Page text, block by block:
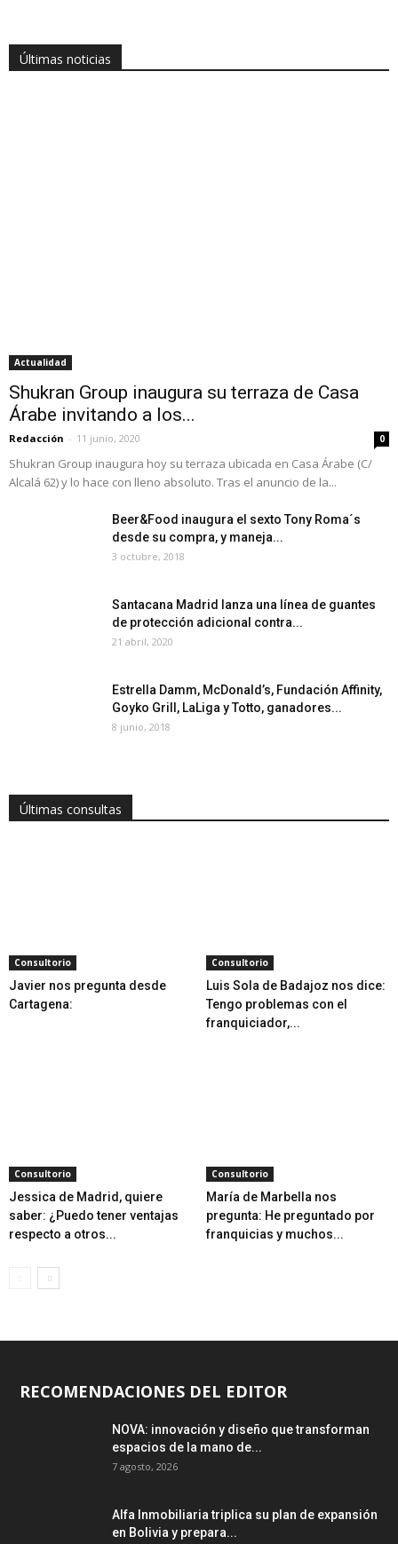
Últimas noticias
Actualidad
Shukran Group inaugura su terraza de Casa
Árabe invitando a los...
Redacción - 11 junio, 2020 0
Shukran Group inaugura hoy su terraza ubicada en Casa Árabe (C/
Alcalá 62) y lo hace con lleno absoluto. Tras el anuncio de la...
Beer&Food inaugura el sexto Tony Roma´s
desde su compra, y maneja...
3 octubre, 2018
Santacana Madrid lanza una línea de guantes
de protección adicional contra...
21 abril, 2020
Estrella Damm, McDonald’s, Fundación Affinity,
Goyko Grill, LaLiga y Totto, ganadores...
8 junio, 2018
Últimas consultas
Consultorio
Javier nos pregunta desde
Cartagena:
Consultorio
Luis Sola de Badajoz nos dice:
Tengo problemas con el
franquiciador,...
Consultorio
Jessica de Madrid, quiere
saber: ¿Puedo tener ventajas
respecto a otros...
Consultorio
María de Marbella nos
pregunta: He preguntado por
franquicias y muchos...
RECOMENDACIONES DEL EDITOR
NOVA: innovación y diseño que transforman
espacios de la mano de...
7 agosto, 2026
Alfa Inmobiliaria triplica su plan de expansión
en Bolivia y prepara...